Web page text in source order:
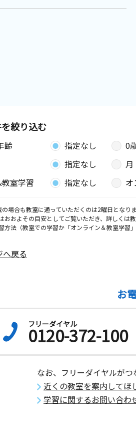
絞り込む
齢 指定なし 0
指定なし 月
室学習
指定なし
場合も教室に通っていただくのは2曜日となりま
およその目安としてご覧いただき、詳しくは
法（教室での学習か「オンライン＆教室学習
戻る
お
フリーダイヤル
0120-372-100
なお、フリーダイヤルがつ
近くの教室を案内してほ
学習に関するお問い合わ